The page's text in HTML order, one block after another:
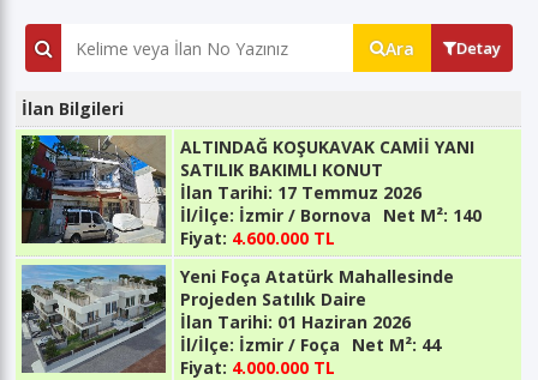
Ara Detay
İlan Bilgileri
ALTINDAĞ KOŞUKAVAK CAMİİ YANI
SATILIK BAKIMLI KONUT
İlan Tarihi: 17 Temmuz 2026
İl/İlçe: İzmir / Bornova Net M²: 140
Fiyat: 4.600.000 TL
Yeni Foça Atatürk Mahallesinde
Projeden Satılık Daire
İlan Tarihi: 01 Haziran 2026
İl/İlçe: İzmir / Foça Net M²: 44
Fiyat: 4.000.000 TL